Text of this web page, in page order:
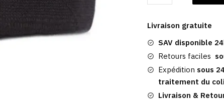
Casquette
Homme
Vintage
|
Birmingham
Livraison gratuite
SAV disponible
Retours faciles
Expédition sous
traitement du
Livraison &